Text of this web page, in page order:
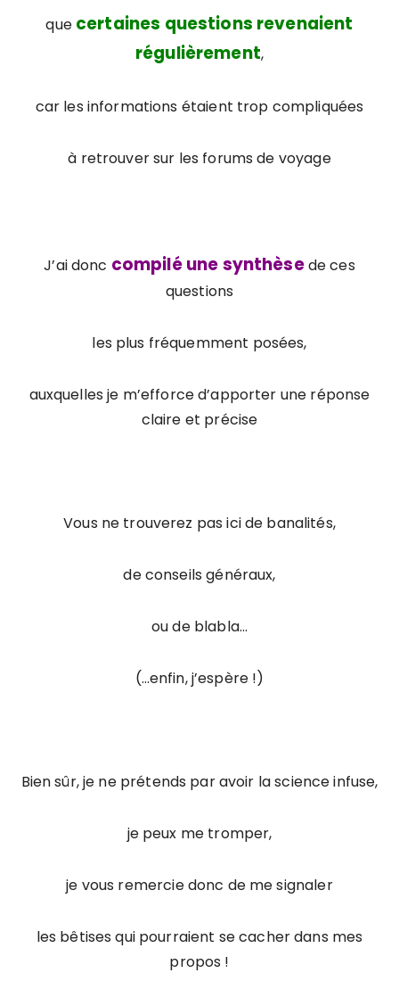
que certaines questions revenaient
régulièrement,
car les informations étaient trop compliquées
à retrouver sur les forums de voyage
J’ai donc compilé une synthèsede ces
questions
les plus fréquemment posées,
auxquelles je m’efforce d’apporter une réponse
claire et précise
Vous ne trouverez pas ici de banalités,
de conseils généraux,
ou de blabla…
(…enfin, j’espère !)
Bien sûr, je ne prétends par avoir la science infuse,
je peux me tromper,
je vous remercie donc de me signaler
les bêtises qui pourraient se cacher dans mes
propos !